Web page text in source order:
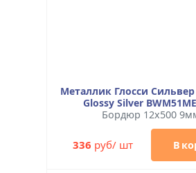
Металлик Глосси
Glossy Silver
Бордюр 12x500
336 руб/ шт В